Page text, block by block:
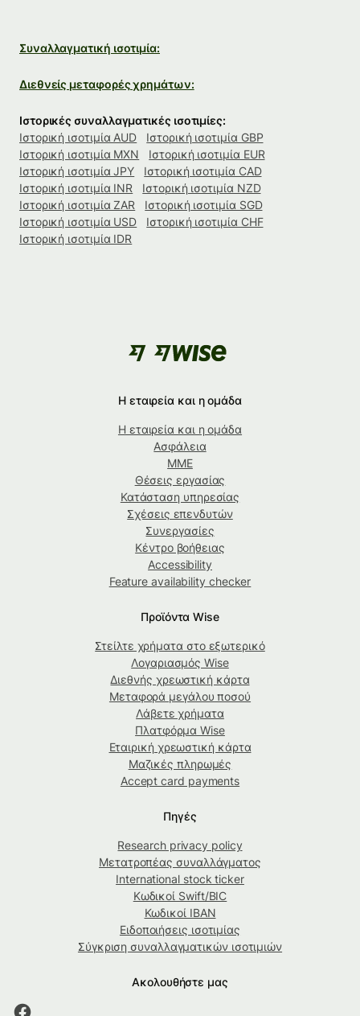
Συναλλαγματική ισοτιμία:
Διεθνείς μεταφορές χρημάτων:
Ιστορικές συναλλαγματικές ισοτιμίες:
Ιστορική ισοτιμία AUD
Ιστορική ισοτιμία GBP
Ιστορική ισοτιμία MXN
Ιστορική ισοτιμία EUR
Ιστορική ισοτιμία JPY
Ιστορική ισοτιμία CAD
Ιστορική ισοτιμία INR
Ιστορική ισοτιμία NZD
Ιστορική ισοτιμία ZAR
Ιστορική ισοτιμία SGD
Ιστορική ισοτιμία USD
Ιστορική ισοτιμία CHF
Ιστορική ισοτιμία IDR
Η εταιρεία και η ομάδα
Η εταιρεία και η ομάδα
Ασφάλεια
ΜΜΕ
Θέσεις εργασίας
Κατάσταση υπηρεσίας
Σχέσεις επενδυτών
Συνεργασίες
Κέντρο βοήθειας
Accessibility
Feature availability checker
Προϊόντα Wise
Στείλτε χρήματα στο εξωτερικό
Λογαριασμός Wise
Διεθνής χρεωστική κάρτα
Μεταφορά μεγάλου ποσού
Λάβετε χρήματα
Πλατφόρμα Wise
Εταιρική χρεωστική κάρτα
Μαζικές πληρωμές
Accept card payments
Πηγές
Research privacy policy
Μετατροπέας συναλλάγματος
International stock ticker
Κωδικοί Swift/BIC
Κωδικοί IBAN
Ειδοποιήσεις ισοτιμίας
Σύγκριση συναλλαγματικών ισοτιμιών
Ακολουθήστε μας